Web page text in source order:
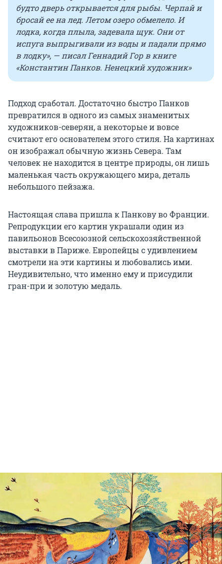
будто дверь открывается для рыбы. Черпай и
бросай ее на лед. Летом озеро обмелело. И
лодка, когда плыла, задевала щук. Они от
испуга выпрыгивали из воды и падали прямо
в лодку», — писал Геннадий Гор в книге
«Константин Панков. Ненецкий художник»
Подход сработал. Достаточно быстро Панков
превратился в одного из самых знаменитых
художников-северян, а некоторые и вовсе
считают его основателем этого стиля. На картинах
он изображал обычную жизнь Севера. Там
человек не находится в центре природы, он лишь
маленькая часть окружающего мира, деталь
небольшого пейзажа.
Настоящая слава пришла к Панкову во Франции.
Репродукции его картин украшали один из
павильонов Всесоюзной сельскохозяйственной
выставки в Париже. Европейцы с удивлением
смотрели на эти картины и любовались ими.
Неудивительно, что именно ему и присудили
гран-при и золотую медаль.